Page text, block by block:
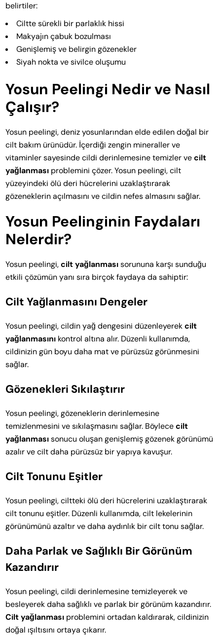
belirtiler:
Ciltte sürekli bir parlaklık hissi
Makyajın çabuk bozulması
Genişlemiş ve belirgin gözenekler
Siyah nokta ve sivilce oluşumu
Yosun Peelingi Nedir ve Nasıl
Çalışır?
Yosun peelingi, deniz yosunlarından elde edilen doğal bir
cilt bakım ürünüdür. İçerdiği zengin mineraller ve
vitaminler sayesinde cildi derinlemesine temizler vecilt
yağlanması problemini çözer. Yosun peelingi, cilt
yüzeyindeki ölü deri hücrelerini uzaklaştırarak
gözeneklerin açılmasını ve cildin nefes almasını sağlar.
Yosun Peelinginin Faydaları
Nelerdir?
Yosun peelingi,cilt yağlanmasısorununa karşı sunduğu
etkili çözümün yanı sıra birçok faydaya da sahiptir:
Cilt Yağlanmasını Dengeler
Yosun peelingi, cildin yağ dengesini düzenleyerekcilt
yağlanmasını kontrol altına alır. Düzenli kullanımda,
cildinizin gün boyu daha mat ve pürüzsüz görünmesini
sağlar.
Gözenekleri Sıkılaştırır
Yosun peelingi, gözeneklerin derinlemesine
temizlenmesini ve sıkılaşmasını sağlar. Böylececilt
yağlanmasısonucu oluşan genişlemiş gözenek görünümü
azalır ve cilt daha pürüzsüz bir yapıya kavuşur.
Cilt Tonunu Eşitler
Yosun peelingi, ciltteki ölü deri hücrelerini uzaklaştırarak
cilt tonunu eşitler. Düzenli kullanımda, cilt lekelerinin
görünümünü azaltır ve daha aydınlık bir cilt tonu sağlar.
Daha Parlak ve Sağlıklı Bir Görünüm
Kazandırır
Yosun peelingi, cildi derinlemesine temizleyerek ve
besleyerek daha sağlıklı ve parlak bir görünüm kazandırır.
Cilt yağlanması problemini ortadan kaldırarak, cildinizin
doğal ışıltısını ortaya çıkarır.